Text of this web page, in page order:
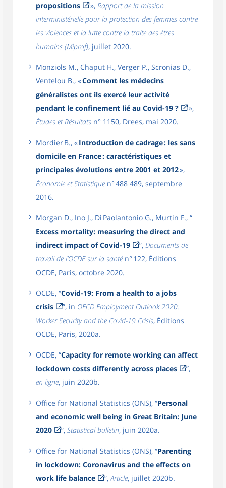
propositions
», Rapport de la mission
interministérielle pour la protection des femmes contre
les violences et la lutte contre la traite des êtres
humains (Miprof), juillet 2020.
Monziols M., Chaput H., Verger P., Scronias D.,
Ventelou B., «Comment les médecins
généralistes ont ils exercé leur activité
pendant le confinement lié au Covid-19 ?
»,
Études et Résultats n° 1150, Drees, mai 2020.
Mordier B., «Introduction de cadrage : les sans
domicile en France : caractéristiques et
principales évolutions entre 2001 et 2012»,
Économie et Statistique n° 488 489, septembre
2016.
Morgan D., Ino J., Di Paolantonio G., Murtin F., “
Excess mortality: measuring the direct and
indirect impact of Covid-19
”, Documents de
travail de l’OCDE sur la santén° 122, Éditions
OCDE, Paris, octobre 2020.
OCDE, “Covid-19: From a health to a jobs
crisis
”, in OECD Employment Outlook 2020:
Worker Security and the Covid-19 Crisis, Éditions
OCDE, Paris, 2020a.
OCDE, “Capacity for remote working can affect
lockdown costs differently across places
”,
en ligne, juin 2020b.
Office for National Statistics (ONS), “Personal
and economic well being in Great Britain: June
2020
”, Statistical bulletin, juin 2020a.
Office for National Statistics (ONS), “Parenting
in lockdown: Coronavirus and the effects on
work life balance
”,Article, juillet 2020b.